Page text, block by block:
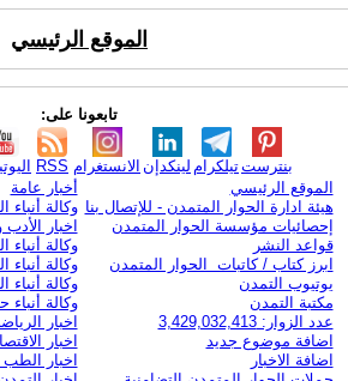
الموقع الرئيسي
تابعونا على:
RSS الانستغرام لينكدإن تيلكرامبنترست
الموقع الرئيسي
هيئة ادارة الحوار المتمدن - للإتصال بنا
إحصائيات مؤسسة الحوار المتمدن
قواعد النشر
ابرز كتاب / كاتبات الحوار المتمدن
يوتيوب التمدن
مكتبة التمدن
عدد الزوار: 3,429,032,413
اضافة موضوع جديد
اضافة الاخبار
أخبار عامة
وكالة أنباء
اخبار الأدب
وكالة أنباء
وكالة أنباء
وكالة أنباء
وكالة
اخبار
اخبار
اخبار الطب